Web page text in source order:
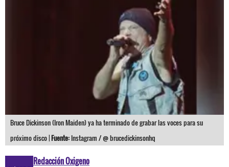
Bruce Dickinson (Iron Maiden) ya ha terminado de grabar las voces para su
próximo disco |Fuente: Instagram / @ brucedickinsonhq
Redacción Oxigeno